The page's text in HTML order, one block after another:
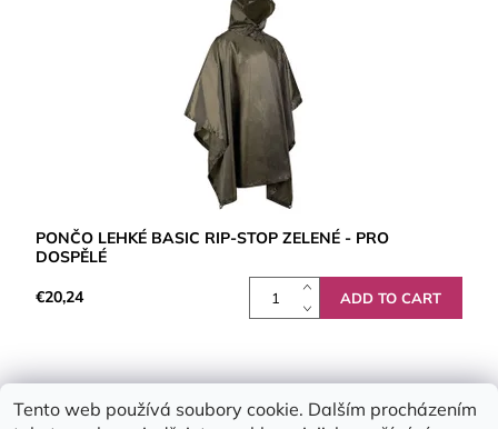
PONČO LEHKÉ BASIC RIP-STOP ZELENÉ - PRO
DOSPĚLÉ
€20,24
Tento web používá soubory cookie. Dalším procházením